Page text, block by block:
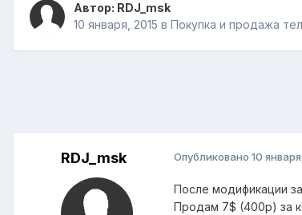
Автор: RDJ_msk
10 января, 2015 в Покупка и продажа
RDJ_msk Опубликовано 10
После модификации
Продам 7$ (400р) за